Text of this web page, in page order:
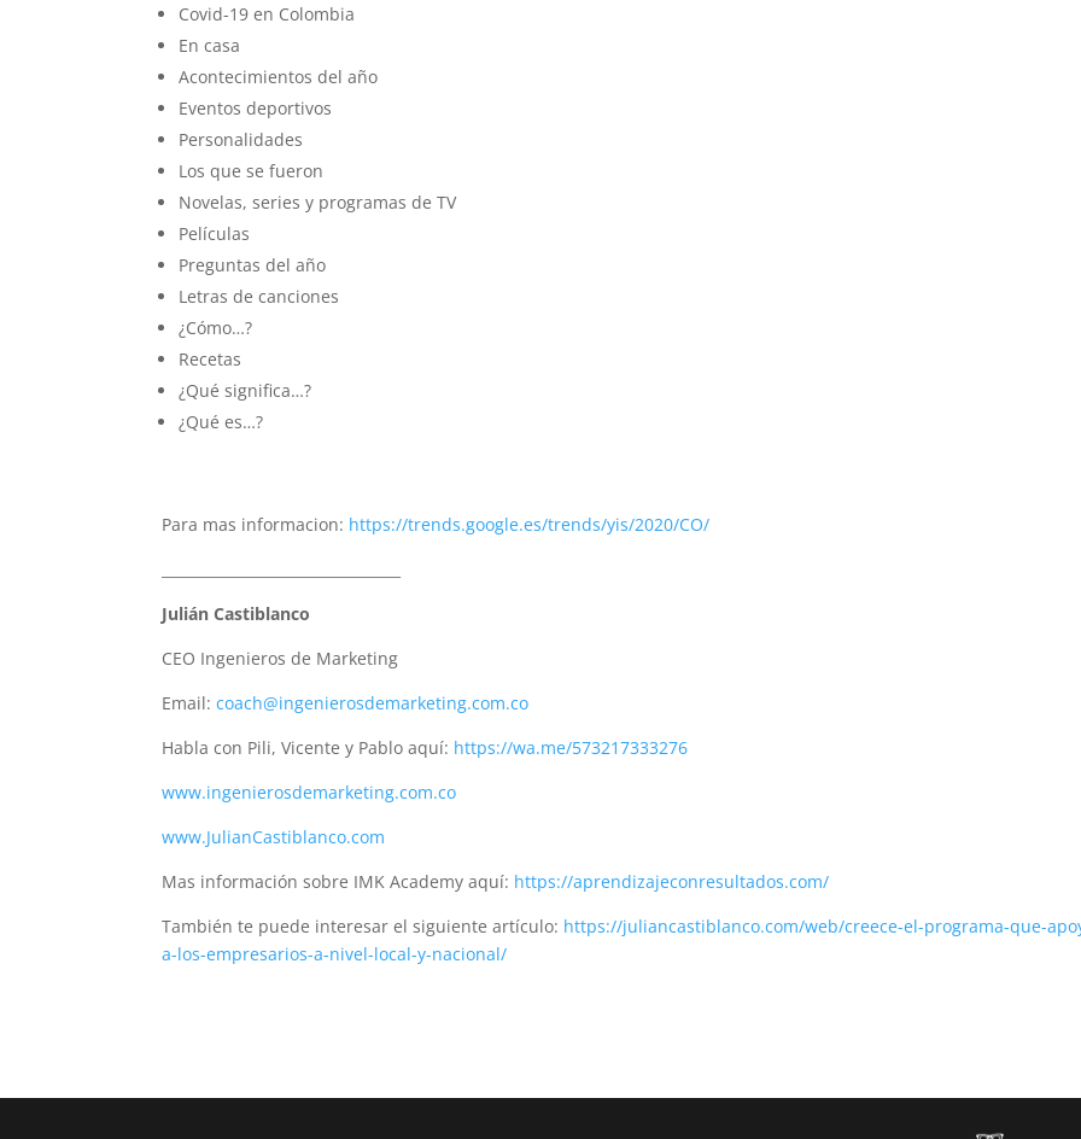
Covid-19 en Colombia
En casa
Acontecimientos del año
Eventos deportivos
Personalidades
Los que se fueron
Novelas, series y programas de TV
Películas
Preguntas del año
Letras de canciones
¿Cómo…?
Recetas
¿Qué significa…?
¿Qué es…?
Para mas informacion: https://trends.google.es/trends/yis/2020/CO/
Julián Castiblanco
CEO Ingenieros de Marketing
Email:coach@ingenierosdemarketing.com.co
Habla con Pili, Vicente y Pablo aquí: https://wa.me/573217333276
www.ingenierosdemarketing.com.co
www.JulianCastiblanco.com
Mas información sobre IMK Academy aquí: https://aprendizajeconresultados.com/
También te puede interesar el siguiente artículo: https://juliancastiblanco.com/web/creece-el-programa-que-
a-los-empresarios-a-nivel-local-y-nacional/